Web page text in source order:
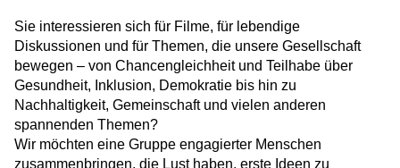
Sie interessieren sich für Filme, für lebendige
Diskussionen und für Themen, die unsere Gesellschaft
bewegen – von Chancengleichheit und Teilhabe über
Gesundheit, Inklusion, Demokratie bis hin zu
Nachhaltigkeit, Gemeinschaft und vielen anderen
spannenden Themen?
Wir möchten eine Gruppe engagierter Menschen
zusammenbringen, die Lust haben, erste Ideen zu